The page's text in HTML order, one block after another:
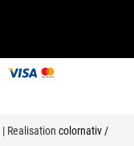
Realisation colornativ /